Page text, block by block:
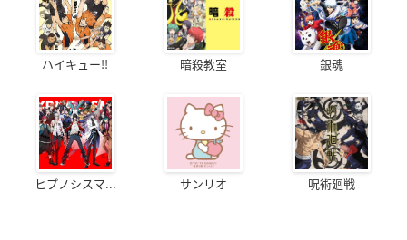
ハイキュー!! 暗殺教室 銀魂
ヒプノシスマ... サンリオ 呪術廻戦